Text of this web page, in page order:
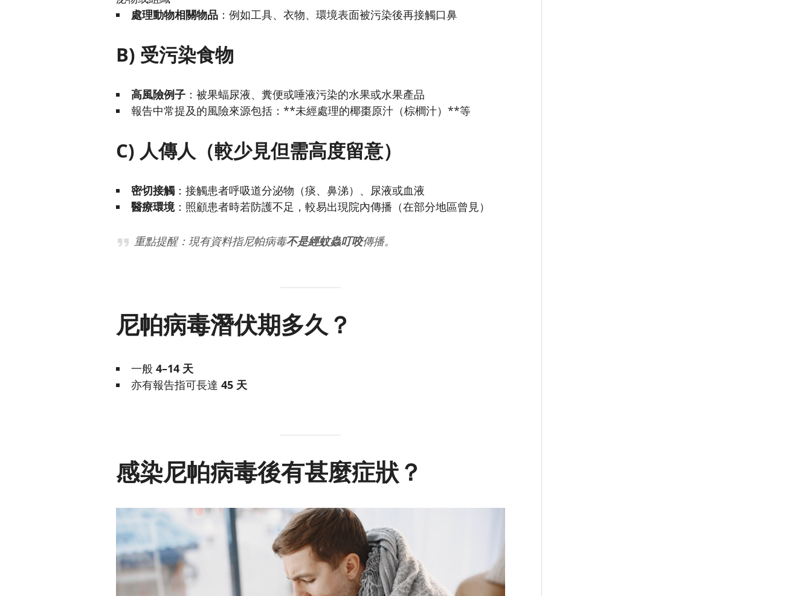
處理動物相關物品 ：例如工具、衣物、環境表面被污染後再接觸口鼻
B) 受污染食物
高風險例子 ：被果蝠尿液、糞便或唾液污染的水果或水果產品
報告中常提及的風險來源包括：**未經處理的椰棗原汁（棕櫚汁）**等
C) 人傳人（較少見但需高度留意）
密切接觸 ：接觸患者呼吸道分泌物（痰、鼻涕）、尿液或血液
醫療環境：照顧患者時若防護不足，較易出現院內傳播（在部分地區曾見）
重點提醒：現有資料指尼帕病毒不是經蚊蟲叮咬傳播。
尼帕病毒潛伏期多久？
一般 4–14 天
亦有報告指可長達 45 天
感染尼帕病毒後有甚麼症狀？